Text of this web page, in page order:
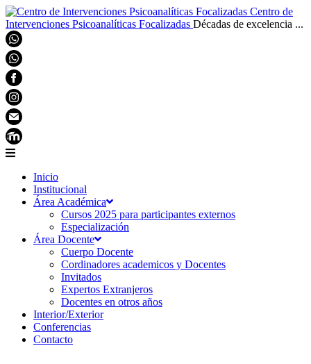
Centro de
Intervenciones Psicoanalíticas Focalizadas Décadas de excelencia ...
Inicio
Institucional
Área Académica
Cursos 2025 para participantes externos
Especialización
Área Docente
Cuerpo Docente
Cordinadores academicos y Docentes
Invitados
Expertos Extranjeros
Docentes en otros años
Interior/Exterior
Conferencias
Contacto